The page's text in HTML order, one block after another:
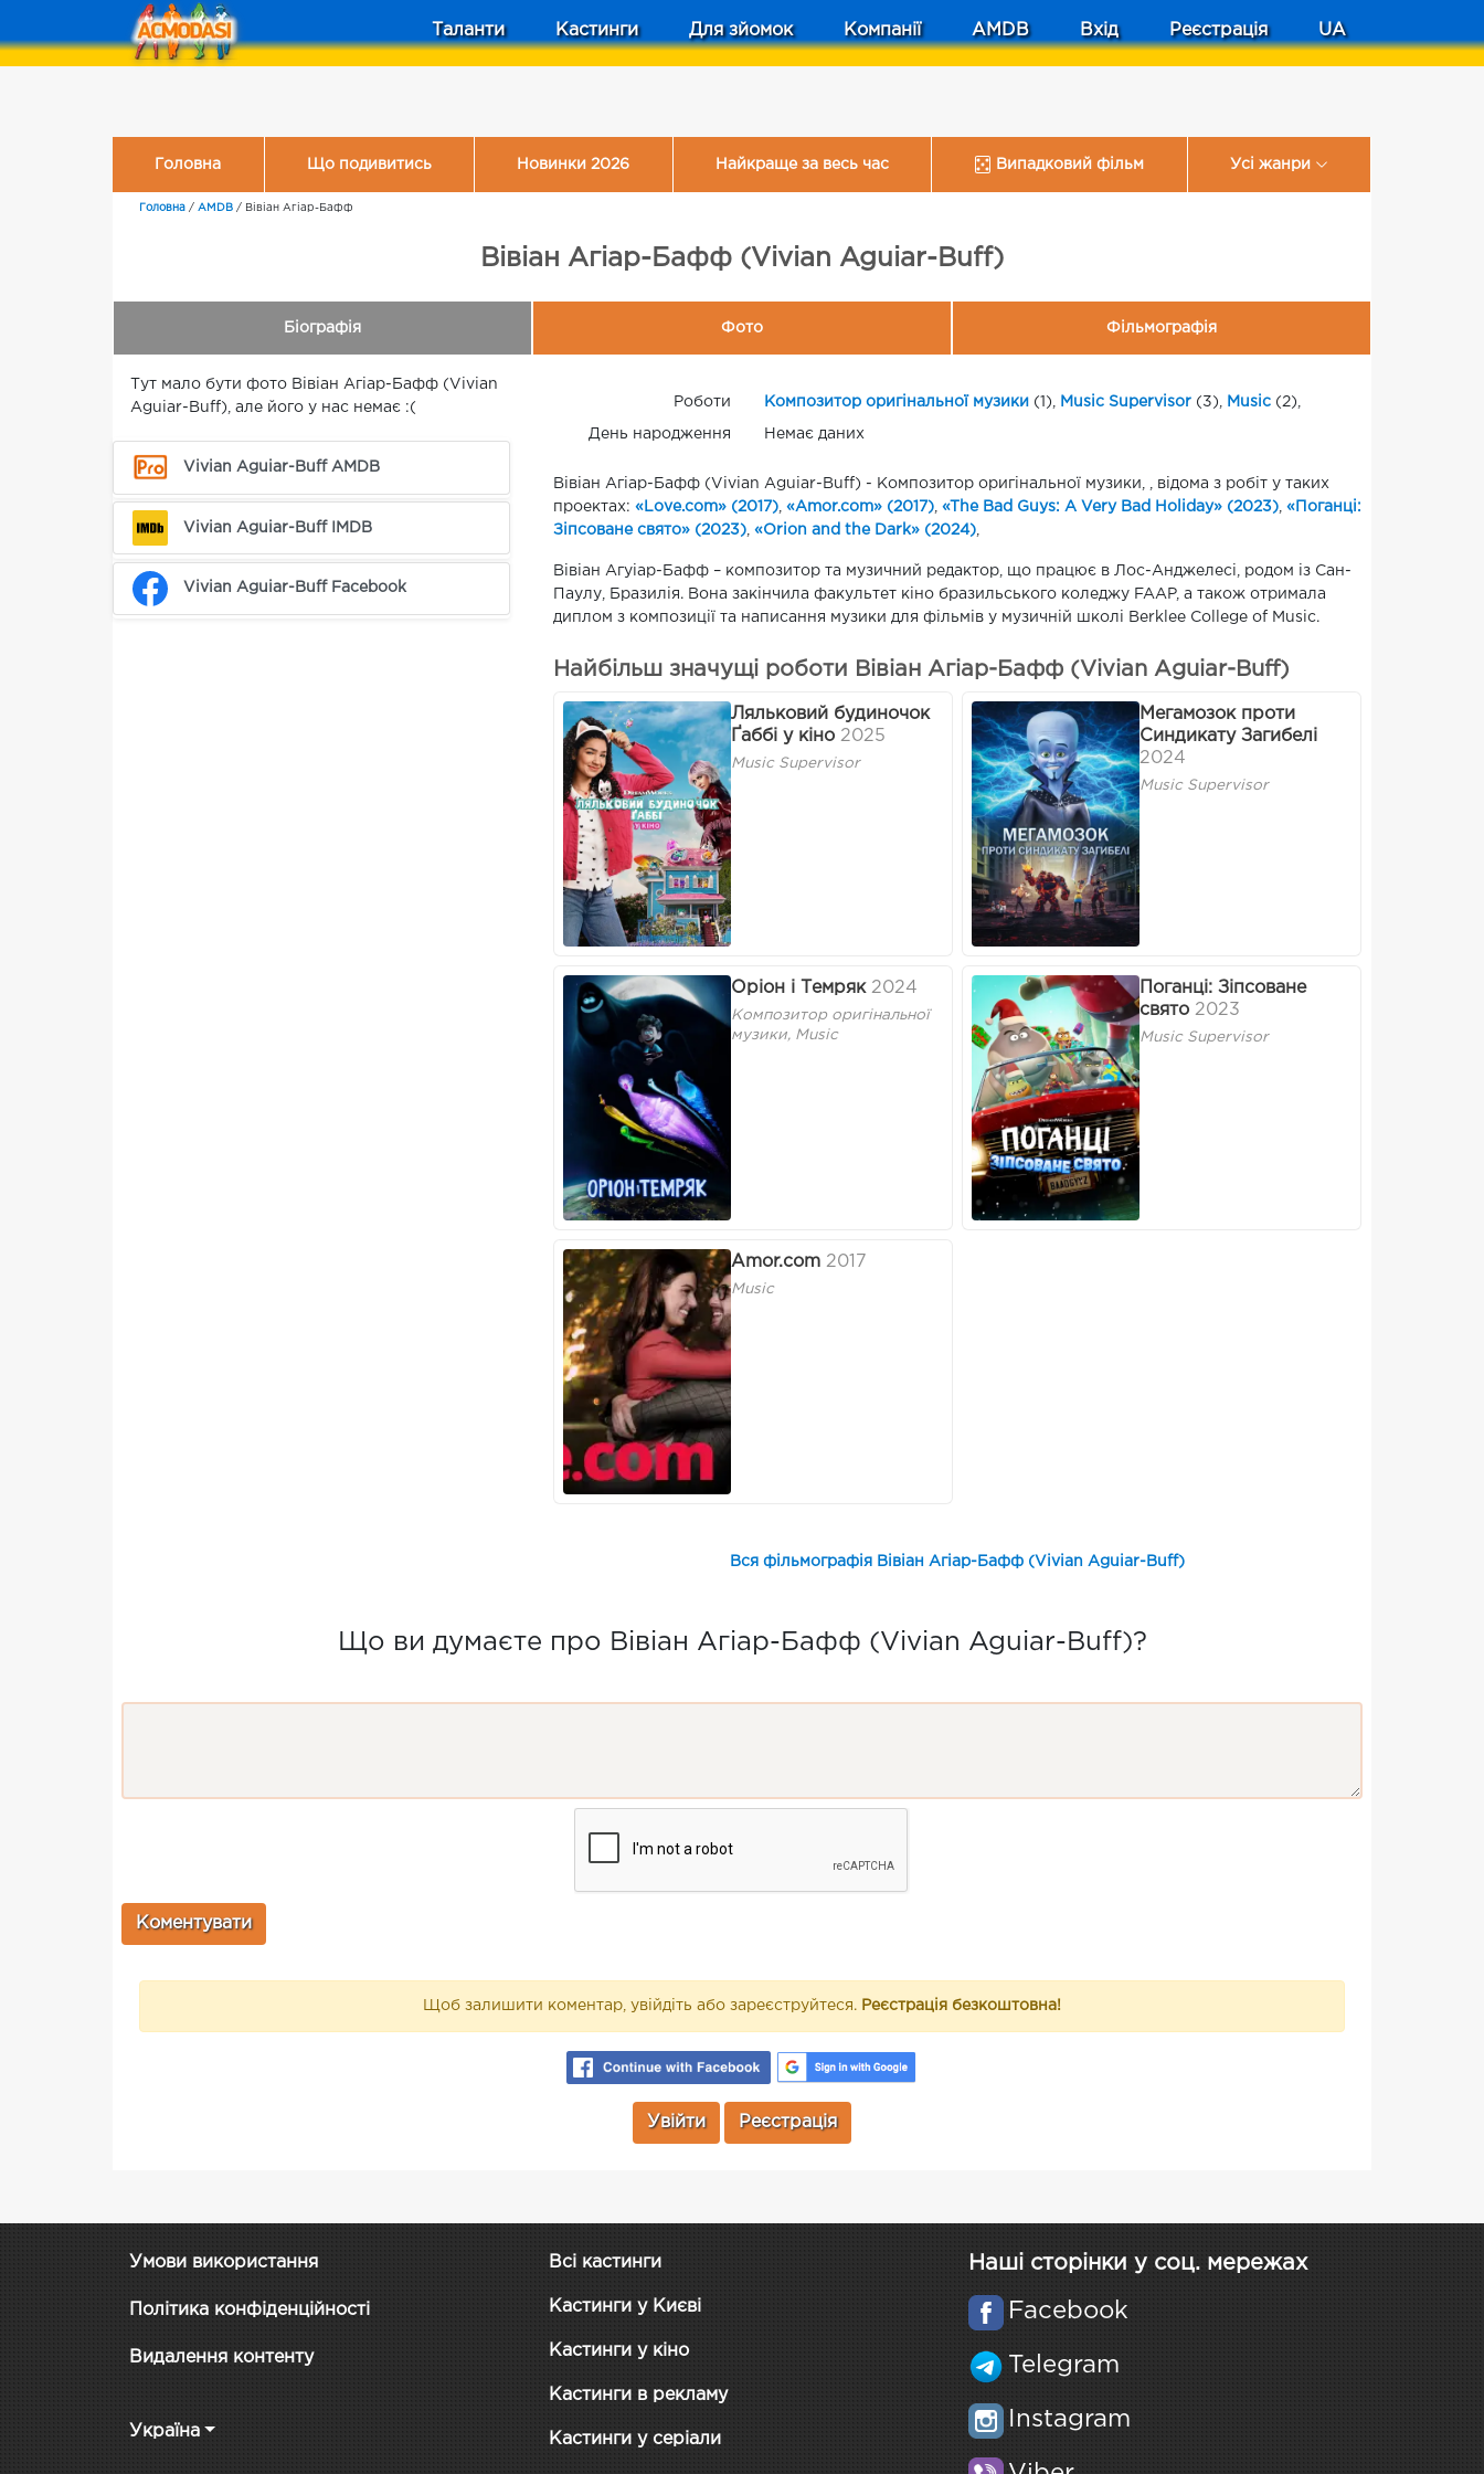
Таланти Кастинги Для зйомок Компанії AMDB Вхід Реєстрація UA
Головна Що подивитись Новинки 2026 Найкраще за весь час Випадковий фільм Усі жанри
Головна / AMDB / Вівіан Агіар-Бафф
Вівіан Агіар-Бафф (Vivian Aguiar-Buff)
Біографія Фото Фільмографія
Тут мало бути фото Вівіан Агіар-Бафф (Vivian
Aguiar-Buff), але його у нас немає :(
Vivian Aguiar-Buff AMDB
Vivian Aguiar-Buff IMDB
Vivian Aguiar-Buff Facebook
Роботи Композитор оригінальної музики (1), Music Supervisor(3), Music(2),
День народження Немає даних
Вівіан Агіар-Бафф (Vivian Aguiar-Buff) - Композитор оригінальної музики, , відома з робіт у таких
проектах: «Love.com» (2017) «Amor.com» (2017) «The Bad Guys: A Very Bad Holiday» (2023) «Поганці:
Зіпсоване свято» (2023) «Orion and the Dark» (2024)
Вівіан Агуіар-Бафф – композитор та музичний редактор, що працює в Лос-Анджелесі, родом із Сан-
Паулу, Бразилія. Вона закінчила факультет кіно бразильського коледжу FAAP, а також отримала
диплом з композиції та написання музики для фільмів у музичній школі Berklee College of Music.
Найбільш значущі роботи Вівіан Агіар-Бафф (Vivian Aguiar-Buff)
Ляльковий будиночок
Ґаббі у кіно 2025
Music Supervisor
Мегамозок проти
Синдикату Загибелі
2024
Music Supervisor
Оріон і Темряк 2024
Композитор оригінальної
музики, Music
Поганці: Зіпсоване
свято 2023
Music Supervisor
Amor.com 2017
Music
Вся фільмографія Вівіан Агіар-Бафф (Vivian Aguiar-Buff)
Що ви думаєте про Вівіан Агіар-Бафф (Vivian Aguiar-Buff)?
Щоб залишити коментар, увійдіть або зареєструйтеся. Реєстрація безкоштовна!
Увійти Реєстрація
Умови використання
Політика конфіденційності
Видалення контенту
Україна
Всі кастинги
Кастинги у Києві
Кастинги у кіно
Кастинги в рекламу
Кастинги у серіали
Наші сторінки у соц. мережах
Facebook
Telegram
Instagram